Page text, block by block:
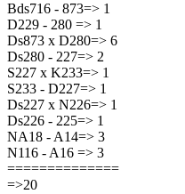
Bds716 - 873=> 1
D229 - 280 => 1
Ds873 x D280=> 6
Ds280 - 227=> 2
S227 x K233=> 1
S233 - D227=> 1
Ds227 x N226=> 1
Ds226 - 225=> 1
NA18 - A14=> 3
N116 - A16 => 3
==============
=>20